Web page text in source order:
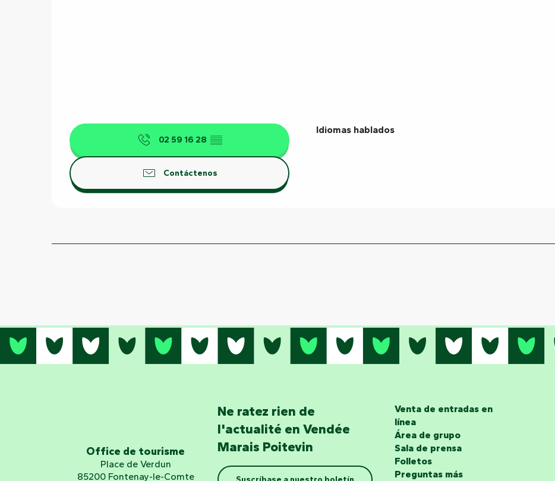
02 59 16 28 ▒▒
Contáctenos
Idiomas hablados
Idiomas hablados
Office de tourisme
Place de Verdun
85200 Fontenay-le-Comte
Ne ratez rien de
l'actualité en Vendée
Marais Poitevin
Venta de entradas en
línea
Área de grupo
Sala de prensa
Folletos
Preguntas más